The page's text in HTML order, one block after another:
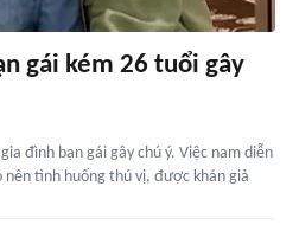
gái kém 26 tuổi gây
đình bạn gái gây chú ý. Việc nam diễn
tình huống thú vị, được khán giả